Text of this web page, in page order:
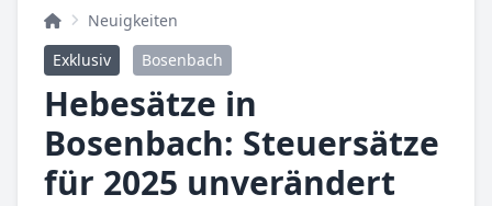
Neuigkeiten
Exklusiv
Bosenbach
Hebesätze in
Bosenbach: Steuersätze
für 2025 unverändert